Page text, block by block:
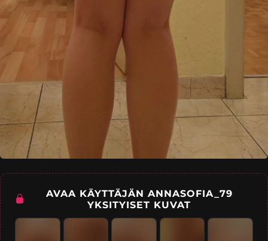
AVAA KÄYTTÄJÄN ANNASOFIA_79
YKSITYISET KUVAT